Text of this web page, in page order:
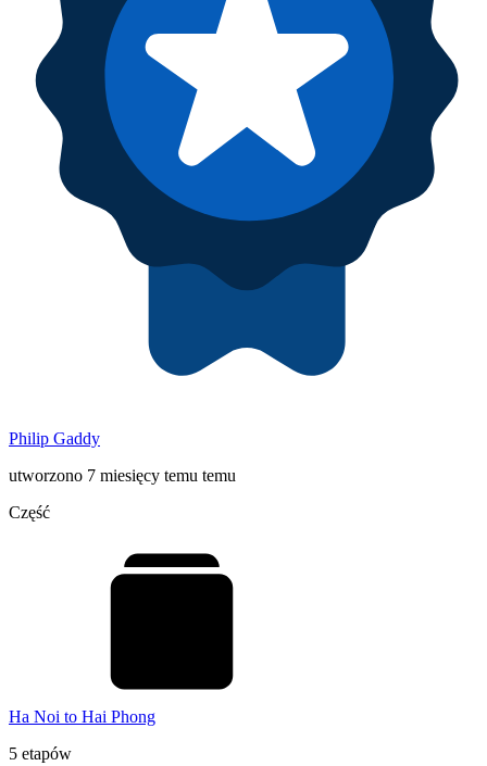
Philip Gaddy
utworzono 7 miesięcy temu temu
Część
Ha Noi to Hai Phong
5 etapów